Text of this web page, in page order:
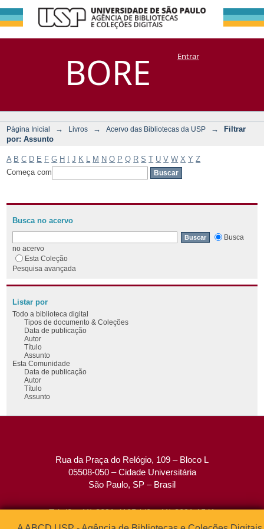
BORE
Filtrar por:
Assunto
DSpace/Manakin + CoriscoEntrar
Página Inicial → Livros → Acervo das Bibliotecas da USP →
Filtrar
por: Assunto
A B C D E F G H J K M N O P Q R S T U V W X Y Z
Começa com
Busca no acervo
Busca
no acervo
Esta Coleção
Pesquisa avançada
Listar por
Todo a biblioteca digital
Tipos de documento & Coleções
Data de publicação
Autor
Título
Assunto
Esta Comunidade
Data de publicação
Autor
Título
Assunto
Rua da Praça do Relógio, 109 – Bloco L
05508-050 – Cidade Universitária
São Paulo, SP – Brasil
Tel: (0xx11) 3091-4195 / (0xx11) 3091-1541
Fax: (0xx11) 3091-1567